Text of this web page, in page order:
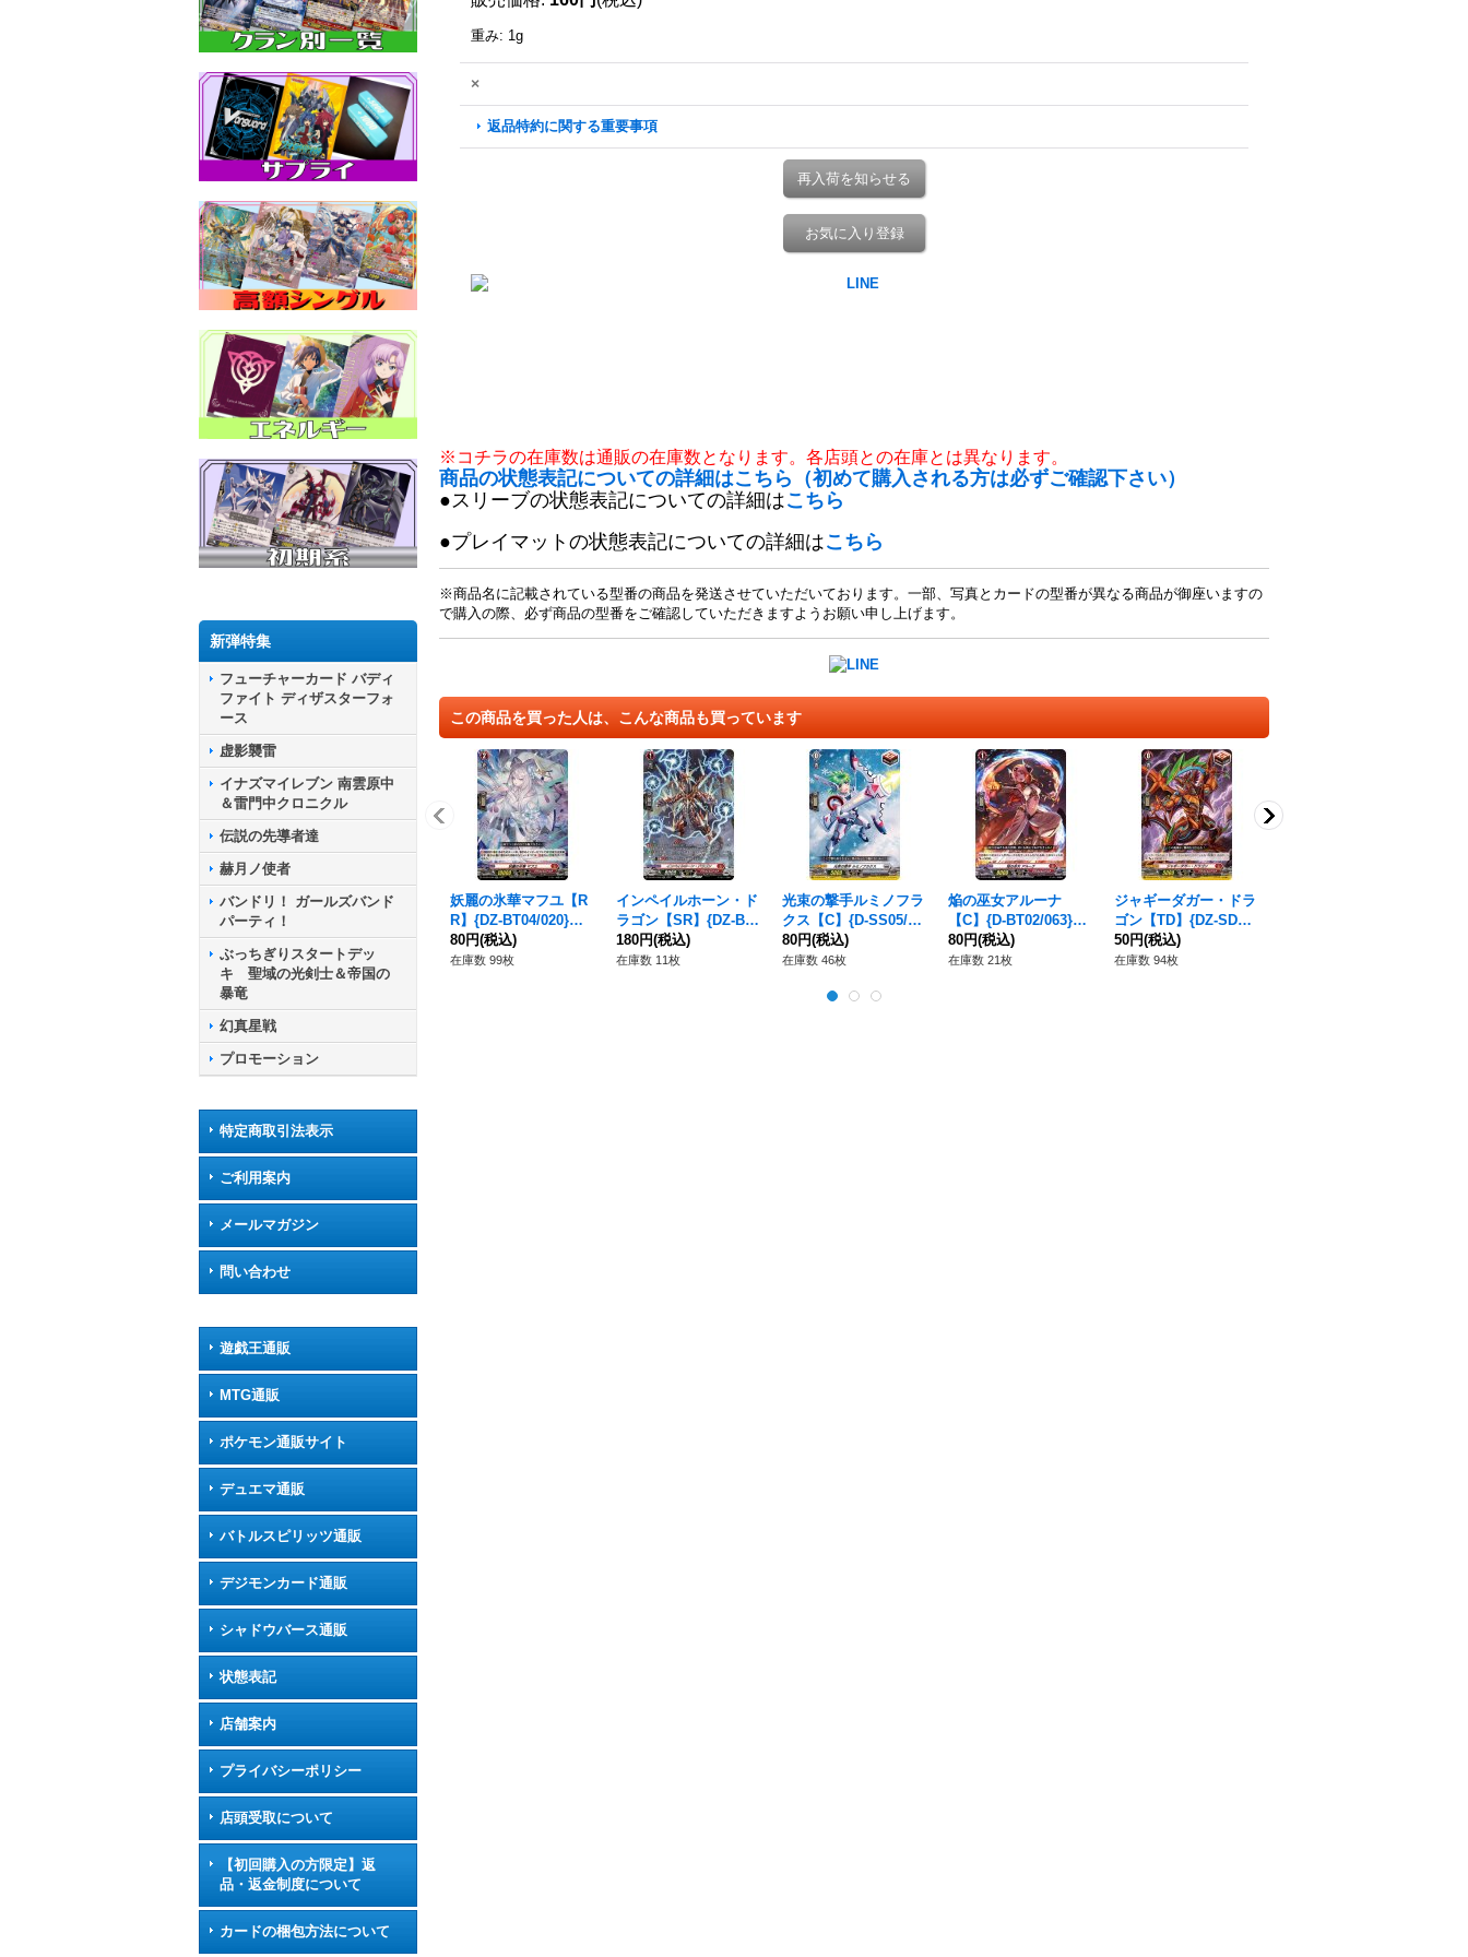
新弾特集
フューチャーカード バディ
ファイト ディザスターフォ
ース
虚影襲雷
イナズマイレブン 南雲原中
＆雷門中クロニクル
伝説の先導者達
赫月ノ使者
バンドリ！ ガールズバンド
パーティ！
ぶっちぎりスタートデッ
キ 聖域の光剣士＆帝国の
暴竜
幻真星戦
プロモーション
特定商取引法表示
ご利用案内
メールマガジン
問い合わせ
遊戯王通販
MTG通販
ポケモン通販サイト
デュエマ通販
バトルスピリッツ通販
デジモンカード通販
シャドウバース通販
状態表記
店舗案内
プライバシーポリシー
店頭受取について
【初回購入の方限定】返
品・返金制度について
カードの梱包方法について
重み: 1g
×
返品特約に関する重要事項
再入荷を知らせる
お気に入り登録
※コチラの在庫数は通販の在庫数となります。各店頭との在庫とは異なります。
商品の状態表記についての詳細はこちら（初めて購入される方は必ずご確認下さい）
●スリーブの状態表記についての詳細はこちら
●プレイマットの状態表記についての詳細はこちら
※商品名に記載されている型番の商品を発送させていただいております。一部、写真とカードの型番が異なる商品が御座いますの
で購入の際、必ず商品の型番をご確認していただきますようお願い申し上げます。
この商品を買った人は、こんな商品も買っています
妖麗の氷華マフユ【R
R】{DZ-BT04/020}
《ドラゴンエンパイ
ア》
80円(税込)
在庫数 99枚
インペイルホーン・ド
ラゴン【SR】{DZ-BT
01/SR05}《ドラゴン
エンパイア》
180円(税込)
在庫数 11枚
光束の撃手ルミノフラ
クス【C】{D-SS05/04
5}《ブラントゲート》
80円(税込)
在庫数 46枚
焔の巫女アルーナ
【C】{D-BT02/063}
《ドラゴンエンパイ
ア》
80円(税込)
在庫数 21枚
ジャギーダガー・ドラ
ゴン【TD】{DZ-SD01/
015}《ドラゴンエンパ
イア》
50円(税込)
在庫数 94枚